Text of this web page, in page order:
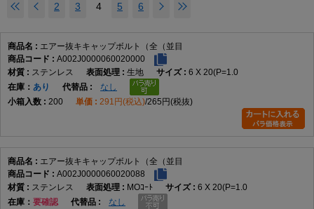
M2.5 φ4.5 2.0
M4 φ7.0 3.0
M5 φ8.5
M8 φ13.0 6.0
10.0
商品説明
エアー抜キキャップボルト（全（並目は、商品名上「エアー抜き」「キャップボル
2 3 4 5 6
エアー抜キキャップボルト（全（並目
A002J0000060020000
ステンレス
生地
6 X 20(P=1.0
在庫
あり
なし
200
291円(税込) 265円(税抜)
エアー抜キキャップボルト（全（並目
A002J0000060020088
ステンレス
MOｺｰﾄ
6 X 20(P=1.0
在庫
要確認
なし